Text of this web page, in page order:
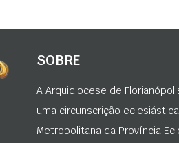
SOBRE
A Arquidiocese de
uma circunscrição
Metropolitana da Província